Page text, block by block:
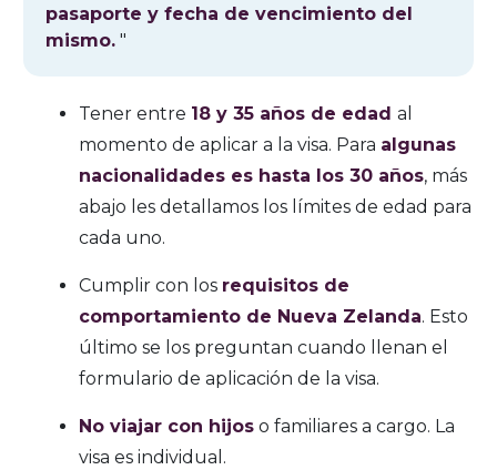
pasaporte y fecha de vencimiento del
mismo. "
Tener entre 18 y 35 años de edad al
momento de aplicar a la visa. Para algunas
nacionalidades es hasta los 30 años, más
abajo les detallamos los límites de edad para
cada uno.
Cumplir con los requisitos de
comportamiento de Nueva Zelanda. Esto
último se los preguntan cuando llenan el
formulario de aplicación de la visa.
No viajar con hijos o familiares a cargo. La
visa es individual.